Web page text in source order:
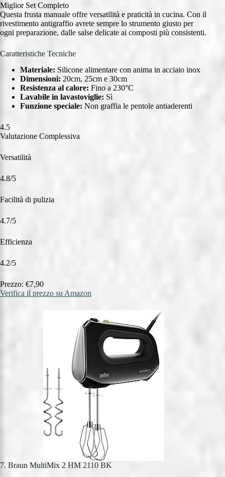
Miglior Set Completo
Questa frusta manuale offre versatilità e praticità in cucina. Con il
rivestimento antigraffio avrete sempre lo strumento giusto per
ogni preparazione, dalle salse delicate ai composti più consistenti.
Caratteristiche Tecniche
Materiale: Silicone alimentare con anima in acciaio inox
Dimensioni: 20cm, 25cm e 30cm
Resistenza al calore: Fino a 230°C
Lavabile in lavastoviglie: Sì
Funzione speciale: Non graffia le pentole antiaderenti
4.5
Valutazione Complessiva
Versatilità
4.8/5
Facilità di pulizia
4.7/5
Efficienza
4.2/5
Prezzo: €7,90
Verifica il prezzo su Amazon
7. Braun MultiMix 2 HM 2110 BK